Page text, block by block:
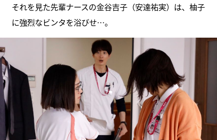
それを見た先輩ナースの金谷吉子（安達祐実）は、柚子
に強烈なビンタを浴びせ…。